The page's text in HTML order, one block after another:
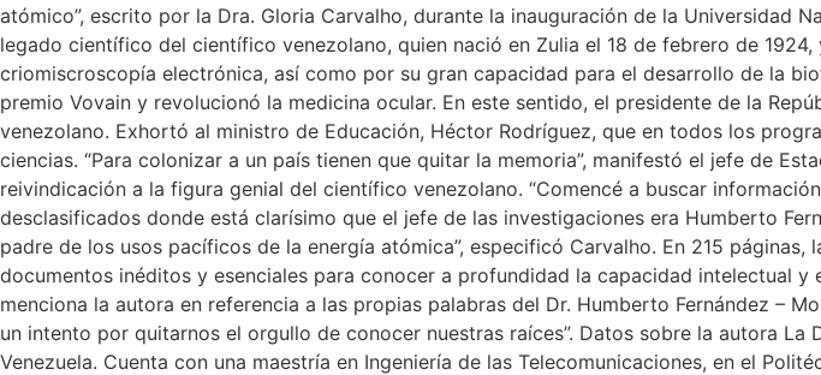
atómico”, escrito por la Dra. Gloria Carvalho, durante la inauguración de la Universidad
legado científico del científico venezolano, quien nació en Zulia el 18 de febrero de
criomiscroscopía electrónica, así como por su gran capacidad para el desarrollo de la
premio Vovain y revolucionó la medicina ocular. En este sentido, el presidente de la
venezolano. Exhortó al ministro de Educación, Héctor Rodríguez, que en todos los
ciencias. “Para colonizar a un país tienen que quitar la memoria”, manifestó el jefe de
reivindicación a la figura genial del científico venezolano. “Comencé a buscar
desclasificados donde está clarísimo que el jefe de las investigaciones era Humberto
padre de los usos pacíficos de la energía atómica”, especificó Carvalho. En 215
documentos inéditos y esenciales para conocer a profundidad la capacidad intelectual
menciona la autora en referencia a las propias palabras del Dr. Humberto Fernández –
un intento por quitarnos el orgullo de conocer nuestras raíces”. Datos sobre la autora
Venezuela. Cuenta con una maestría en Ingeniería de las Telecomunicaciones, en el